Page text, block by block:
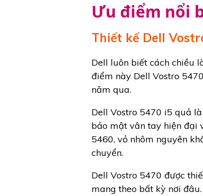
Ưu điểm nổi
Thiết kế Dell
Dell luôn biết cách chiều
điểm này Dell Vostro
năm qua.
Dell Vostro 5470 i5 quả
bảo mật vân tay hiện đại
5460, vỏ nhôm nguyên
chuyển.
Dell Vostro 5470 được
mang theo bất kỳ nơi